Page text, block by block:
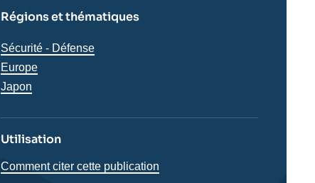
Régions et thématiques
Thématiques
analyses
Sécurité - Défense
Régions
Europe
Japon
Utilisation
Comment citer cette publication